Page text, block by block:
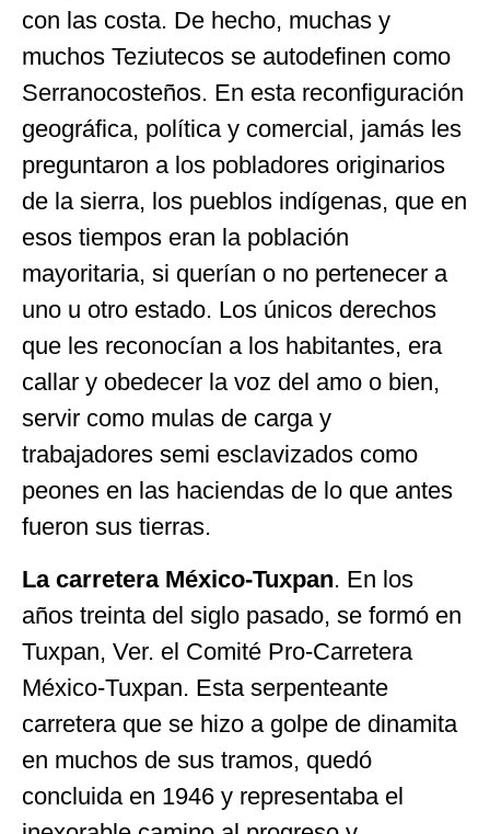
con las costa. De hecho, muchas y
muchos Teziutecos se autodefinen como
Serranocosteños. En esta reconfiguración
geográfica, política y comercial, jamás les
preguntaron a los pobladores originarios
de la sierra, los pueblos indígenas, que en
esos tiempos eran la población
mayoritaria, si querían o no pertenecer a
uno u otro estado. Los únicos derechos
que les reconocían a los habitantes, era
callar y obedecer la voz del amo o bien,
servir como mulas de carga y
trabajadores semi esclavizados como
peones en las haciendas de lo que antes
fueron sus tierras.
La carretera México-Tuxpan. En los
años treinta del siglo pasado, se formó en
Tuxpan, Ver. el Comité Pro-Carretera
México-Tuxpan. Esta serpenteante
carretera que se hizo a golpe de dinamita
en muchos de sus tramos, quedó
concluida en 1946 y representaba el